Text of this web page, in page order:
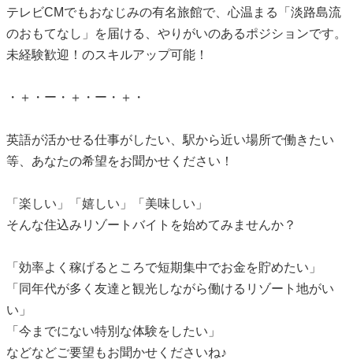
テレビCMでもおなじみの有名旅館で、心温まる「淡路島流
のおもてなし」を届ける、やりがいのあるポジションです。
未経験歓迎！のスキルアップ可能！
・＋・ー・＋・ー・＋・
英語が活かせる仕事がしたい、駅から近い場所で働きたい
等、あなたの希望をお聞かせください！
「楽しい」「嬉しい」「美味しい」
そんな住込みリゾートバイトを始めてみませんか？
「効率よく稼げるところで短期集中でお金を貯めたい」
「同年代が多く友達と観光しながら働けるリゾート地がい
い」
「今までにない特別な体験をしたい」
などなどご要望もお聞かせくださいね♪